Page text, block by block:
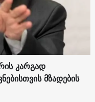
კარგად
მზადების